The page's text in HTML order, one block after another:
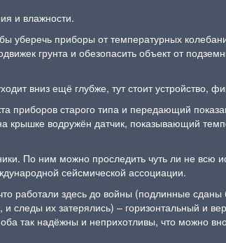
и влажности.
уберечь приборы от температурных
грунта и обезопасить объект от
вниз ещё глубже, тут стоит устройство,
приборов старого типа и передающий
крышке водружён датчик, показывающий
По ним можно проследить чуть ли не всю
сейсмической ассоциации.
работали здесь до войны (подлинные
и следы их затерялись) – горизонтальный и
так надёжны и неприхотливы, что можно